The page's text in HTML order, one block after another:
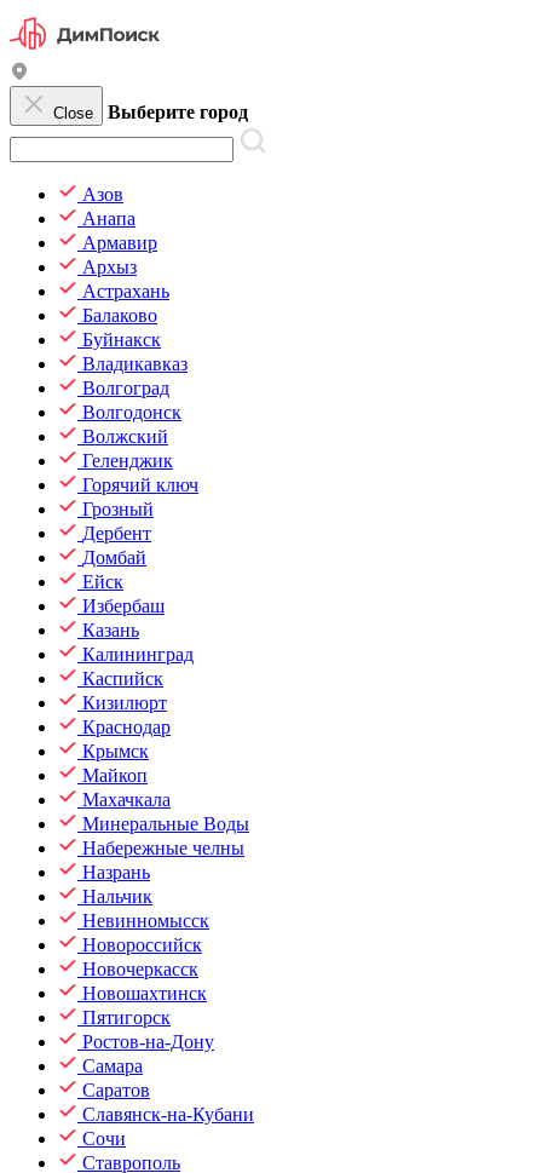
Close Выберите город
Азов
Анапа
Армавир
Архыз
Астрахань
Балаково
Буйнакск
Владикавказ
Волгоград
Волгодонск
Волжский
Геленджик
Горячий ключ
Грозный
Дербент
Домбай
Ейск
Избербаш
Казань
Калининград
Каспийск
Кизилюрт
Краснодар
Крымск
Майкоп
Махачкала
Минеральные Воды
Набережные челны
Назрань
Нальчик
Невинномысск
Новороссийск
Новочеркасск
Новошахтинск
Пятигорск
Ростов-на-Дону
Самара
Саратов
Славянск-на-Кубани
Сочи
Ставрополь